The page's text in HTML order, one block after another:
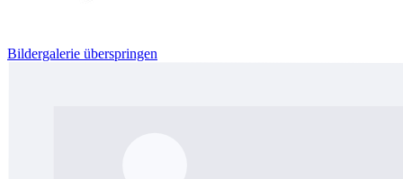
Bildergalerie überspringen